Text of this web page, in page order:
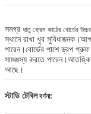
সমগ্র ধাতু ফ্রেম কাঠের বোর্ডের
স্থানে রাখা খুব
পারেন।বোর্ডের পাশে ড্রপ
সামঞ্জস্য করতে
আছে।
স্টাডি টেবিলবর্ণনা: